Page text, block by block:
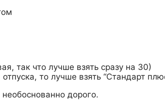
так что лучше взять сразу на 30)
то лучше взять “Стандарт
дорого.